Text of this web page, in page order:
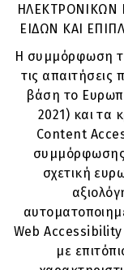
ΗΛΕΚΤΡΟΝΙΚΩΝ
ΕΙΔΩΝ ΚΑΙ
Η συμμόρφωση
τις
βάση το
2021) και τα
Content
συμμόρφωσης
σχετική
Web
με